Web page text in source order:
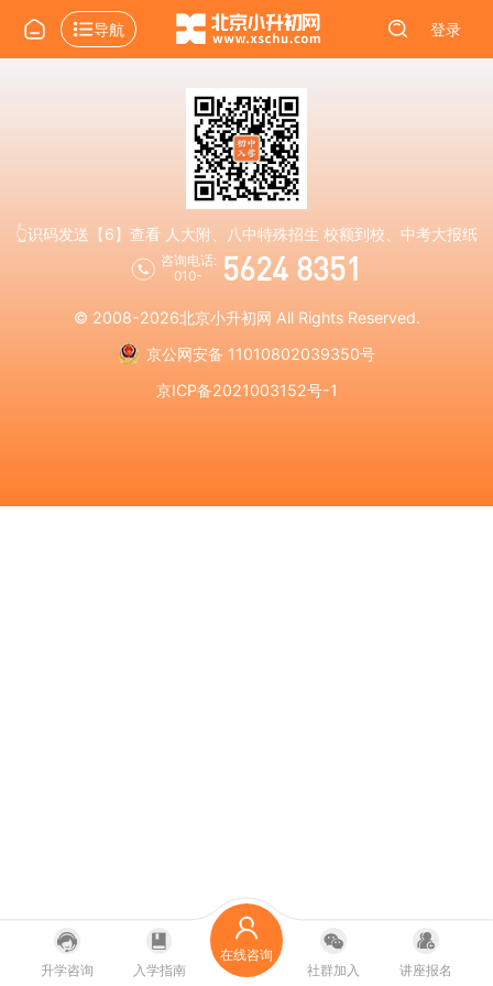
导航 登录
👆识码发送【6】查看 人大附、八中特殊招生 校额到校、中考大报纸
咨询电话:
010-
5624 8351
© 2008-2026北京小升初网 All Rights Reserved.
京公网安备 11010802039350号
京ICP备2021003152号-1
升学咨询 入学指南
在线咨询
社群加入
讲座报名